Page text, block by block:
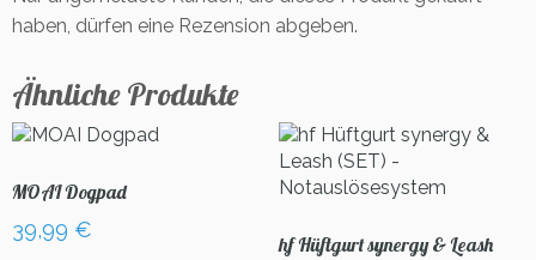
haben, dürfen eine Rezension abgeben.
Ähnliche Produkte
MOAI Dogpad
39,99 €
hf Hüftgurt synergy & Leash